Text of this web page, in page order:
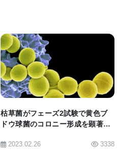
試験は、NIHのDr. Heinz
ボラを媒介することで知ら
行われ、河岡博士は、｢
効果があるということだ｣
には、宿主細胞を何種類
ン、主要なエボラ・タン
BIOMARKET JP
枯草菌がフェーズ2試験で黄色ブ
ドウ球菌のコロニー形成を顕著に
2023.02.26 3338